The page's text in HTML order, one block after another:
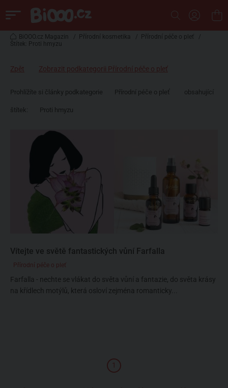
BiOOO.cz Magazin / Přírodní kosmetika / Přírodní péče o pleť
/
Štítek: Proti hmyzu
Zpět Zobrazit podkategorii Přírodní péče o pleť
Prohlížíte si články podkategorie Přírodní péče o pleť obsahující
štítek: Proti hmyzu
Vítejte ve světě fantastických vůní Farfalla
Přírodní péče o pleť
Farfalla - nechte se vlákat do světa vůní a fantazie, do světa krásy
na křídlech motýlů, která osloví zejména romanticky...
1